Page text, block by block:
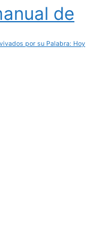
de
por su Palabra: Hoy